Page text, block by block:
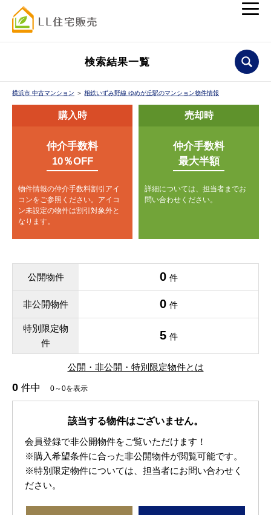
検索結果一覧
横浜市 中古マンション ＞ 相鉄いずみ野線 ゆめが丘駅のマンション物件情報
購入時
仲介手数料
10％OFF
物件情報の仲介手数料割引アイ
コンをご参照ください。 アイコ
ン未設定の物件は割引対象外と
なります。
売却時
仲介手数料
最大半額
詳細については、担当者までお
問い合わせください。
公開物件 0 件
非公開物件 0 件
特別限定物
件
5 件
公開・非公開・特別限定物件とは
0 件中 0～0を表示
該当する物件はございません。
会員登録で非公開物件をご覧いただけます！
※購入希望条件に合った非公開物件が閲覧可能です。
※特別限定物件については、担当者にお問い合わせく
ださい。